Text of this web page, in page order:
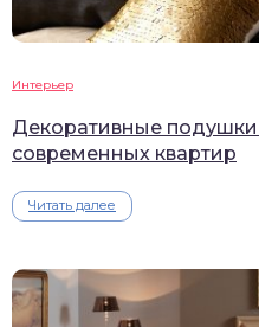
Интерьер
Декоративные подушки
современных квартир
Читать далее